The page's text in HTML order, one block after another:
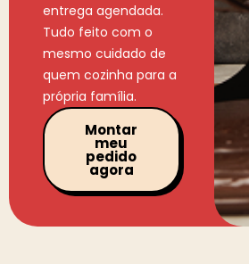
entrega agendada.
Tudo feito com o
mesmo cuidado de
quem cozinha para a
própria família.
Montar
meu
pedido
agora